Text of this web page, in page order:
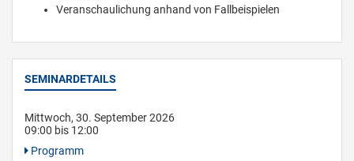
Veranschaulichung anhand von Fallbeispielen
SEMINARDETAILS
Mittwoch, 30. September 2026
09:00 bis 12:00
Programm